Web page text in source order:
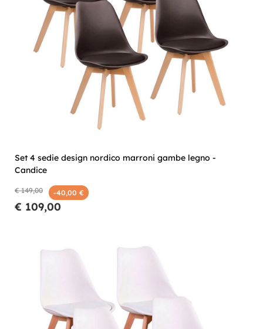
Set 4 sedie design nordico marroni gambe legno -
Candice
€ 149,00 -40,00 €
€ 109,00